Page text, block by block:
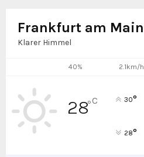
Frankfurt am Main
Klarer Himmel
40% 2.1km/h
28°C 30°
28°